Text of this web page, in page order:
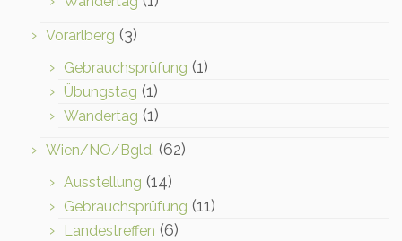
Vorarlberg (3)
Gebrauchsprüfung (1)
Übungstag (1)
Wandertag (1)
Wien/NÖ/Bgld. (62)
Ausstellung (14)
Gebrauchsprüfung (11)
Landestreffen (6)